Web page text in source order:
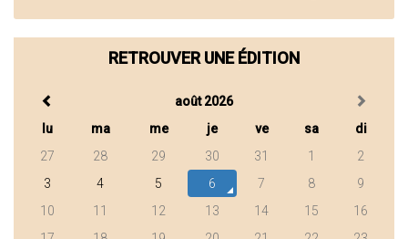
RETROUVER UNE ÉDITION
août 2026
lu
ma me je ve sa
di
27
28 29 30 31 1
2
3
4 5 6 7 8
9
10
11 12 13 14 15
16